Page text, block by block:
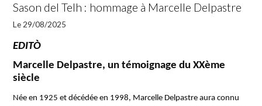
Sason del Telh : hommage à Marcelle Delpastre
Le 29/08/2025
EDITÒ
Marcelle Delpastre, un témoignage du XXème
siècle
Née en 1925 et décédée en 1998, Marcelle Delpastre aura connu